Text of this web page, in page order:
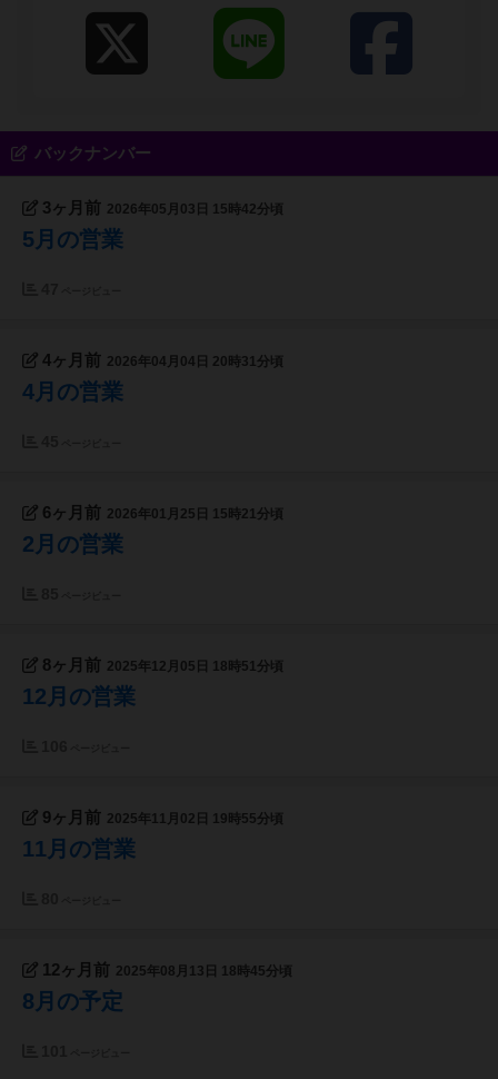
バックナンバー
3ヶ月前 2026年05月03日 15時42分頃
5月の営業
4ヶ月前 2026年04月04日 20時31分頃
4月の営業
6ヶ月前 2026年01月25日 15時21分頃
2月の営業
8ヶ月前 2025年12月05日 18時51分頃
12月の営業
9ヶ月前 2025年11月02日 19時55分頃
11月の営業
12ヶ月前 2025年08月13日 18時45分頃
8月の予定